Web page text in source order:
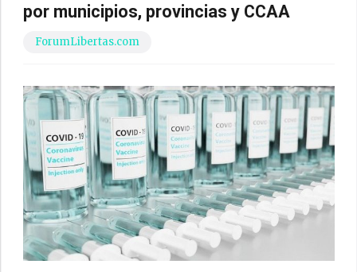
por municipios, provincias y CCAA
ForumLibertas.com